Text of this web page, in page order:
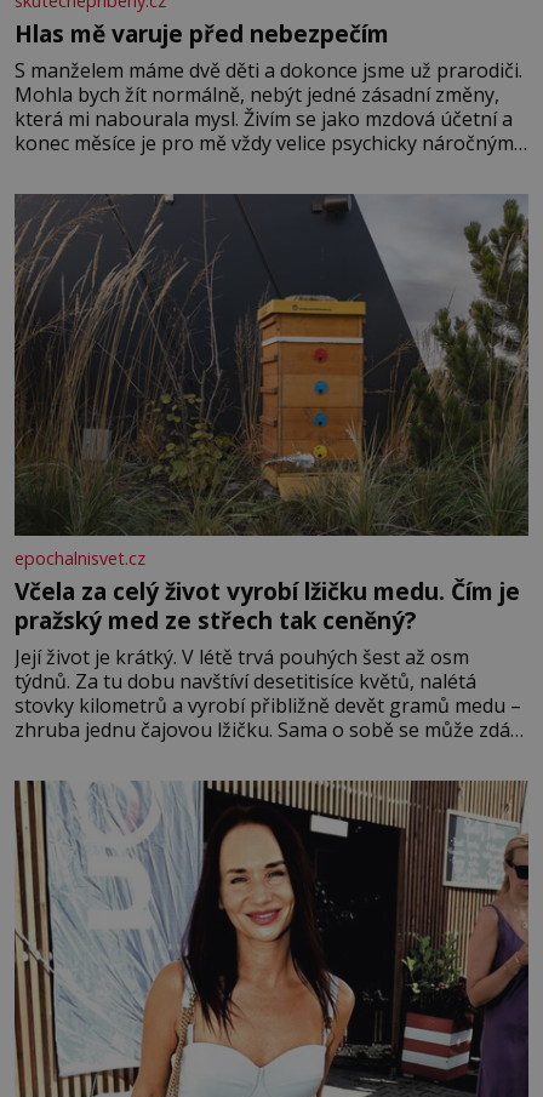
Hlas mě varuje před nebezpečím
S manželem máme dvě děti a dokonce jsme už prarodiči.
Mohla bych žít normálně, nebýt jedné zásadní změny,
která mi nabourala mysl. Živím se jako mzdová účetní a
konec měsíce je pro mě vždy velice psychicky náročným
dál častěji volá o pomoc, co se hlídání týče. Dalo by se
epochalnisvet.cz
Včela za celý život vyrobí lžičku medu. Čím je
pražský med ze střech tak ceněný?
Její život je krátký. V létě trvá pouhých šest až osm
týdnů. Za tu dobu navštíví desetitisíce květů, nalétá
stovky kilometrů a vyrobí přibližně devět gramů medu –
zhruba jednu čajovou lžičku. Sama o sobě se může zdát
tisíc příslušnic svého včelstva, vznikne jeden z
nejdokonalejších organismů